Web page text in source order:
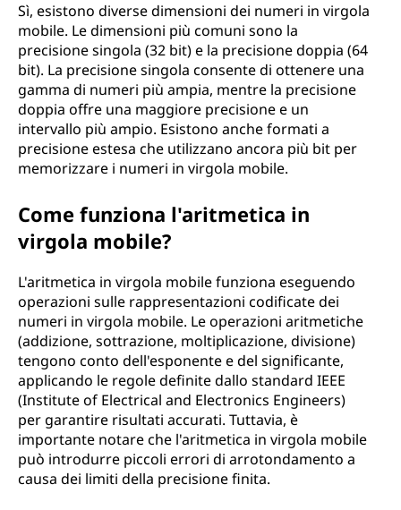
Sì, esistono diverse dimensioni dei numeri in virgola
mobile. Le dimensioni più comuni sono la
precisione singola (32 bit) e la precisione doppia (64
bit). La precisione singola consente di ottenere una
gamma di numeri più ampia, mentre la precisione
doppia offre una maggiore precisione e un
intervallo più ampio. Esistono anche formati a
precisione estesa che utilizzano ancora più bit per
memorizzare i numeri in virgola mobile.
Come funziona l'aritmetica in
virgola mobile?
L'aritmetica in virgola mobile funziona eseguendo
operazioni sulle rappresentazioni codificate dei
numeri in virgola mobile. Le operazioni aritmetiche
(addizione, sottrazione, moltiplicazione, divisione)
tengono conto dell'esponente e del significante,
applicando le regole definite dallo standard IEEE
(Institute of Electrical and Electronics Engineers)
per garantire risultati accurati. Tuttavia, è
importante notare che l'aritmetica in virgola mobile
può introdurre piccoli errori di arrotondamento a
causa dei limiti della precisione finita.